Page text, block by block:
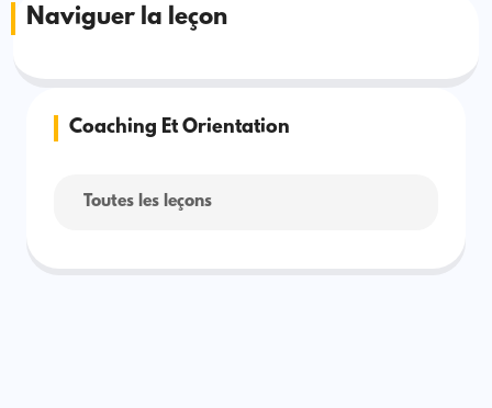
Naviguer la leçon
Coaching Et Orientation
Toutes les leçons